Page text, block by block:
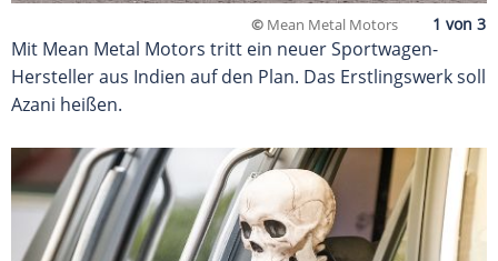
© Mean Metal Motors
Mit Mean Metal Motors tritt ein neuer Sportwagen-
Hersteller aus Indien auf den Plan. Das Erstlingswerk soll
Azani heißen.